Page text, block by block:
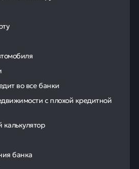
во все банки
с плохой кредитной
банка